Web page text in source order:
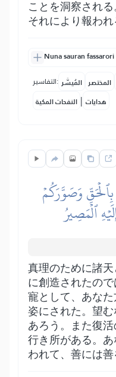
ことを洞察される
それにより報われ
Nuna sauran fassarori
التفاسير: المُيسَّر المختصر
النفحات المكية | هدايات
وَصَوَّرَكُمۡ
ٱلۡمَصِيرُ
真理のために諸
に創造されたの
寵として、あな
姿にされた。望
あろう。また復
行き所がある。
われて、善には善